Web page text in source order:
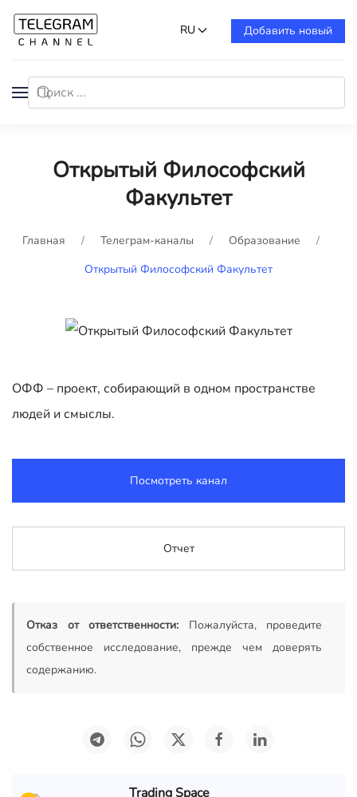
RU Добавить новый
Открытый Философский
Факультет
Главная Телеграм-каналы
Образование
Открытый Философский Факультет
ОФФ – проект, собирающий в одном пространстве
людей и смыслы.
Посмотреть канал
Отчет
Отказ от ответственности: Пожалуйста, проведите
собственное исследование, прежде чем доверять
содержанию.
Trading Space